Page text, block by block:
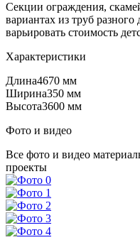
Секции ограждения,
вариантах из труб разного
варьировать стоимость
Характеристики
Длина4670 мм
Ширина350 мм
Высота3600 мм
Фото и видео
Все фото и видео
проекты